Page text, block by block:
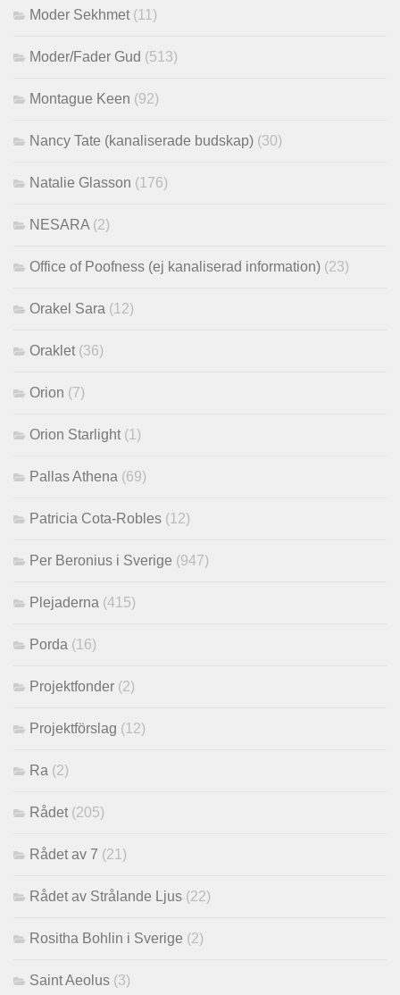
Moder Sekhmet (11)
Moder/Fader Gud (513)
Montague Keen (92)
Nancy Tate (kanaliserade budskap) (30)
Natalie Glasson (176)
NESARA (2)
Office of Poofness (ej kanaliserad information) (23)
Orakel Sara (12)
Oraklet (36)
Orion (7)
Orion Starlight (1)
Pallas Athena (69)
Patricia Cota-Robles (12)
Per Beronius i Sverige (947)
Plejaderna (415)
Porda (16)
Projektfonder (2)
Projektförslag (12)
Ra (2)
Rådet (205)
Rådet av 7 (21)
Rådet av Strålande Ljus (22)
Rositha Bohlin i Sverige (2)
Saint Aeolus (3)